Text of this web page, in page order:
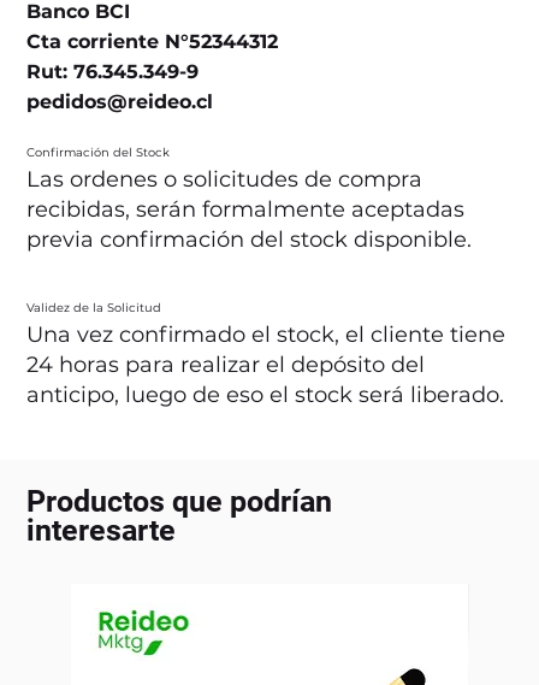
Banco BCI
Cta corriente N°52344312
Rut: 76.345.349-9
pedidos@reideo.cl
Confirmación del Stock
Las ordenes o solicitudes de compra
recibidas, serán formalmente aceptadas
previa confirmación del stock disponible.
Validez de la Solicitud
Una vez confirmado el stock, el cliente tiene
24 horas para realizar el depósito del
anticipo, luego de eso el stock será liberado.
Productos que podrían
interesarte